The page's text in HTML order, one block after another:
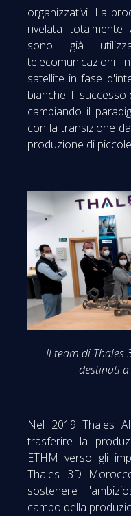
organizzativi. La
rivelata totalmente
sono già
telecomunicazioni
satellite in fase
bianche. Il
cambiando il
con la transizione
produzione di
Il team di Thales
destinati a
Nel 2019 Thales
trasferire la
ETHM verso gli
Thales 3D
sostenere
campo della